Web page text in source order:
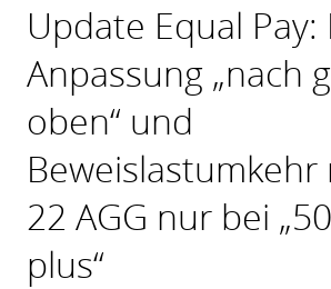
Update Equal Pay:
Anpassung „nach
oben“ und
Beweislastumkehr
22 AGG nur bei
plus“